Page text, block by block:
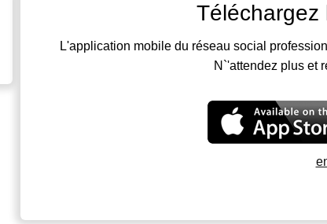
Téléchargez
L'application mobile du réseau social
N`'attendez plus et